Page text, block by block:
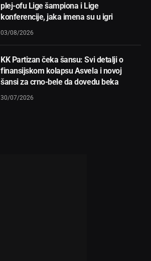
plej-ofu Lige šampiona i Lige
konferencije, jaka imena su u igri
03/08/2026
KK Partizan čeka šansu: Svi detalji o
finansijskom kolapsu Asvela i novoj
šansi za crno-bele da dovedu beka
30/07/2026